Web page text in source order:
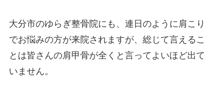
大分市のゆらぎ整骨院にも、連日のように肩こり
でお悩みの方が来院されますが、総じて言えるこ
とは皆さんの肩甲骨が全くと言ってよいほど出て
いません。